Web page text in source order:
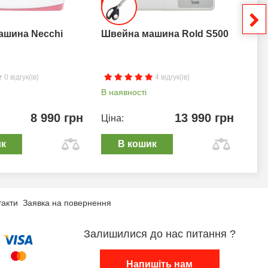
Necchi
0 відгук(ів)
8 990 грн
Швейна машина Rold S500
4 відгук(ів)
В наявності
Ціна: 13 990 грн
В кошик
Заявка на повернення
Залишилися до нас питання ?
Напишіть нам